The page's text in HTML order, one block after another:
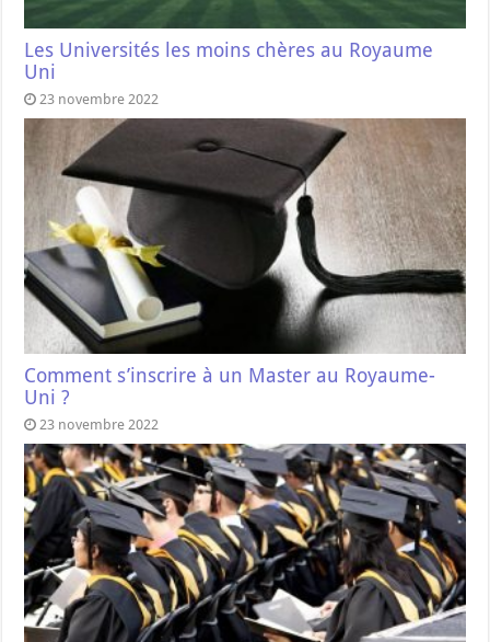
Les Universités les moins chères au Royaume
Uni
23 novembre 2022
Comment s’inscrire à un Master au Royaume-
Uni ?
23 novembre 2022